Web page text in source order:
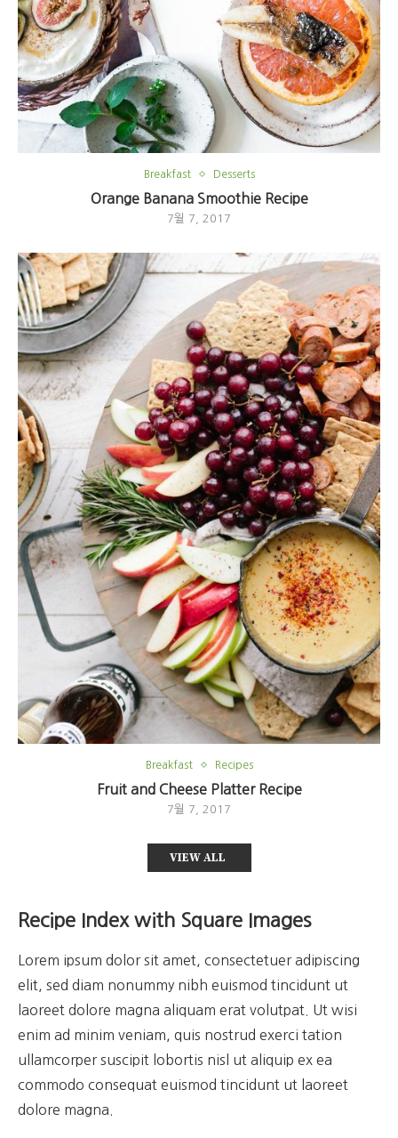
Breakfast Desserts
Orange Banana Smoothie Recipe
7월 7, 2017
Breakfast Recipes
Fruit and Cheese Platter Recipe
7월 7, 2017
VIEW ALL
Recipe Index with Square Images
Lorem ipsum dolor sit amet, consectetuer adipiscing
elit, sed diam nonummy nibh euismod tincidunt ut
laoreet dolore magna aliquam erat volutpat. Ut wisi
enim ad minim veniam, quis nostrud exerci tation
ullamcorper suscipit lobortis nisl ut aliquip ex ea
commodo consequat euismod tincidunt ut laoreet
dolore magna.